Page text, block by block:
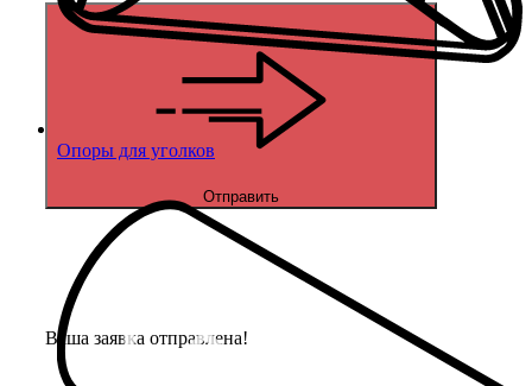
Опоры для уголков
Отправить
Ваша заявка отправлена!